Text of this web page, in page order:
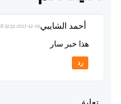
أحمد الشايبي2017-12-05 18:32:51
هذا خبر سار
رد